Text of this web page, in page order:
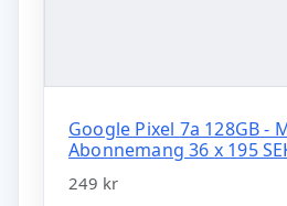
Google Pixel 7a 128GB -
Abonnemang 36 x 195
249 kr